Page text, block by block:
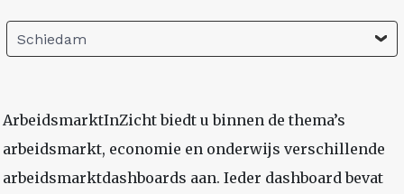
Schiedam
ArbeidsmarktInZicht biedt u binnen de thema’s
arbeidsmarkt, economie en onderwijs verschillende
arbeidsmarktdashboards aan. Ieder dashboard bevat